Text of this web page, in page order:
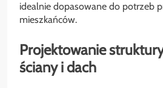
idealnie dopasowane do potrzeb
mieszkańców.
Projektowanie
ściany i dach